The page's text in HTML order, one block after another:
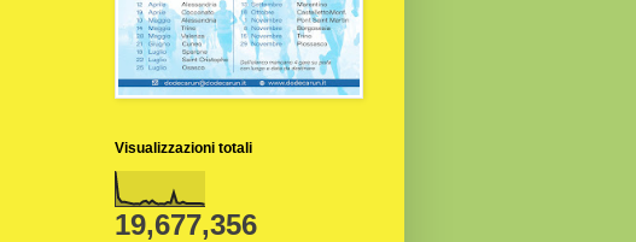
Visualizzazioni totali
19,677,356